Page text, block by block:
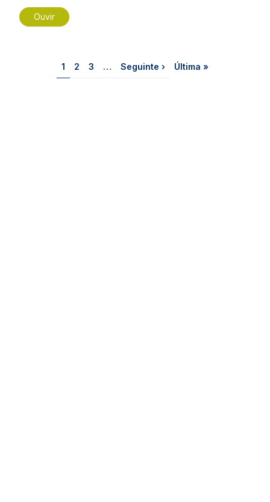
Ouvir
Página
1 Página
2 Página
3 … Próxima página
Seguinte › Última página
Última »